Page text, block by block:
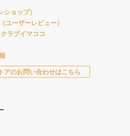
ョップ）
ユーザーレビュー）
ラブイマココ
アのお問い合わせはこちら